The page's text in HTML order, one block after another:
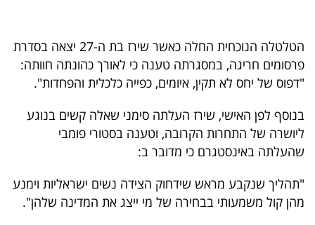
פודקאסט
UNDER
40
שיתופי
הטלטלה הנוכחית החלה כאשר שירז בת ה-27 יצאה בסדרת
פרסומים חריגה, במסגרתה טענה כי לאורך כהונתה חוותה:
"דפוס של יחס לא תקין, איומים, כפייה כלכלית והפחדות".
בנוסף לפן האישי, שירז העלתה סימני שאלה קשים בנוגע
ליושרה של התחרות הקרובה, וטענה בסטורי פומבי
שהעלתה באינסטגרם כי מדובר ב:
"תהליך שנקבע מראש שידחוק הצידה נשים ישראליות וימנע
מהן קול משמעותי בבחירה של מי ייצג את המדינה שלהן".